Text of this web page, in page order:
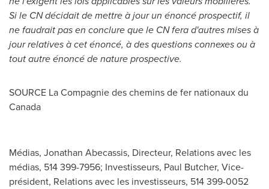
Si le CN décidait de mettre à jour un énoncé prospectif, il
ne faudrait pas en conclure que le CN fera d'autres mises à
jour relatives à cet énoncé, à des questions connexes ou à
tout autre énoncé de nature prospective.
SOURCE La Compagnie des chemins de fer nationaux du
Canada
Médias, Jonathan Abecassis, Directeur, Relations avec les
médias, 514 399-7956; Investisseurs, Paul Butcher, Vice-
président, Relations avec les investisseurs, 514 399-0052